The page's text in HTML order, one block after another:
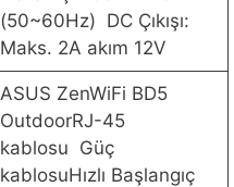
(50~60Hz) DC Çıkışı:
Maks. 2A akım 12V
ASUS ZenWiFi BD5
OutdoorRJ-45
kablosu Güç
kablosuHızlı Başlangıç